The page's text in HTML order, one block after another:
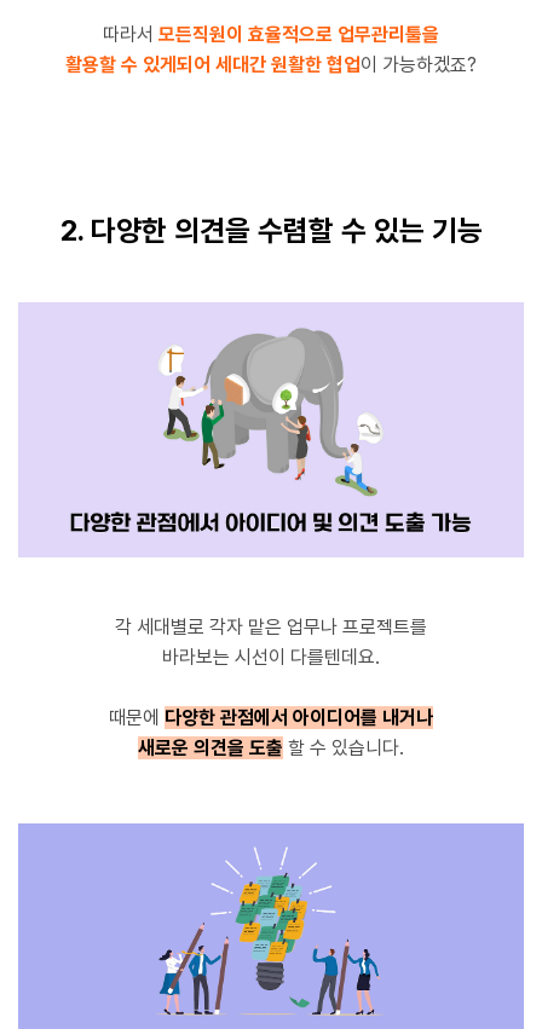
따라서 모든직원이 효율적으로 업무관리툴을
활용할 수 있게되어 세대간 원활한 협업이 가능하겠죠?
2. 다양한 의견을 수렴할 수 있는 기능
각 세대별로 각자 맡은 업무나 프로젝트를
바라보는 시선이 다를텐데요.
때문에 다양한 관점에서 아이디어를 내거나
새로운 의견을 도출 할 수 있습니다.